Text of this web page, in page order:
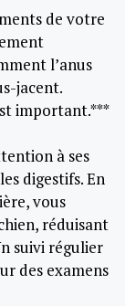
de votre
l’anus
jacent.
important.***
à ses
digestifs. En
vous
réduisant
suivi régulier
des examens